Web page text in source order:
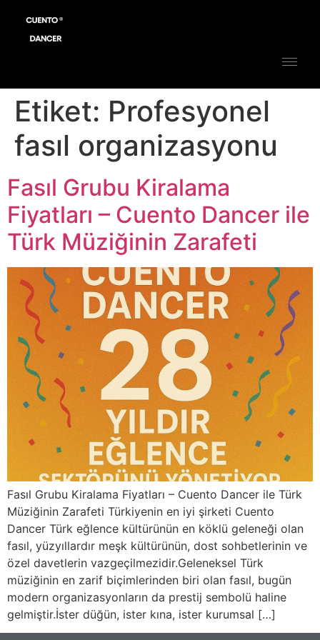
Etiket: Profesyonel
fasıl organizasyonu
Fasıl Grubu Kiralama
Fiyatları – Cuento Dancer ile
Türk Müziğinin Zarafeti
Fasıl Grubu Kiralama Fiyatları – Cuento Dancer ile Türk
Müziğinin Zarafeti Türkiyenin en iyi şirketi Cuento
Dancer Türk eğlence kültürünün en köklü geleneği olan
fasıl, yüzyıllardır meşk kültürünün, dost sohbetlerinin ve
özel davetlerin vazgeçilmezidir.Geleneksel Türk
müziğinin en zarif biçimlerinden biri olan fasıl, bugün
modern organizasyonların da prestij sembolü haline
gelmiştir.İster düğün, ister kına, ister kurumsal […]